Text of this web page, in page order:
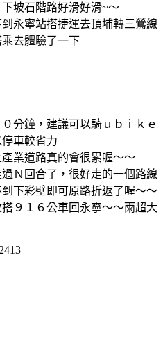
坡石階路好滑好滑~～
永寧站搭捷運去頂埔轉三鶯線
去體驗了一下
分鐘，建議可以騎ｕｂｉｋｅ
車較省力
業道路真的會很累喔～～
Ｎ回合了，很好走的一個路線
下彩壁即可原路折返了喔～～
９１６公車回永寧～～雨超大